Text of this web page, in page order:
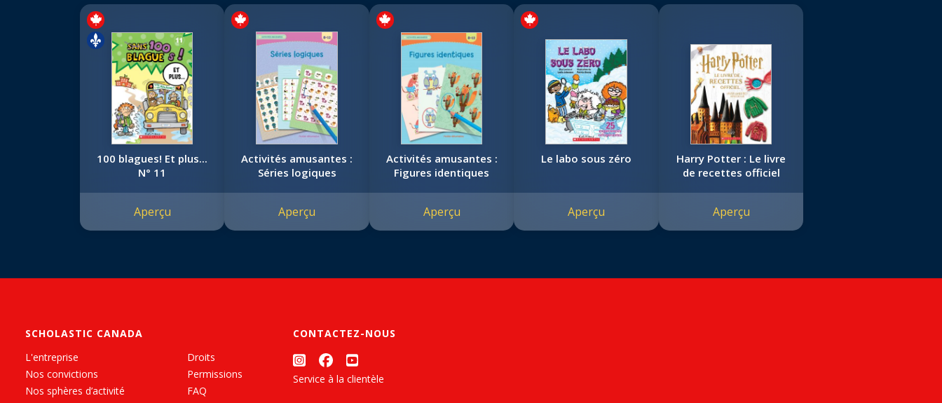
100 blagues! Et plus...
N° 11
Aperçu
Activités amusantes :
Séries logiques
Aperçu
Activités amusantes :
Figures identiques
Aperçu
Le labo sous zéro
Aperçu
Harry Potter : Le livre
de recettes officiel
Aperçu
SCHOLASTIC CANADA
L'entreprise
Nos convictions
Nos sphères d’activité
Droits
Permissions
FAQ
CONTACTEZ-NOUS
Service à la clientèle